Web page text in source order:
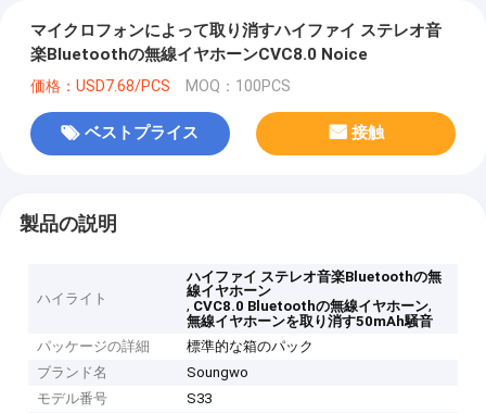
マイクロフォンによって取り消すハイファイ ステレオ音
楽Bluetoothの無線イヤホーンCVC8.0 Noice
価格：USD7.68/PCS MOQ：100PCS
ベストプライス 接触
製品の説明
ハイライト
ハイファイ ステレオ音楽Bluetoothの無
線イヤホーン
, CVC8.0 Bluetoothの無線イヤホーン,
無線イヤホーンを取り消す50mAh騒音
パッケージの詳細
標準的な箱のパック
ブランド名
Soungwo
モデル番号
S33